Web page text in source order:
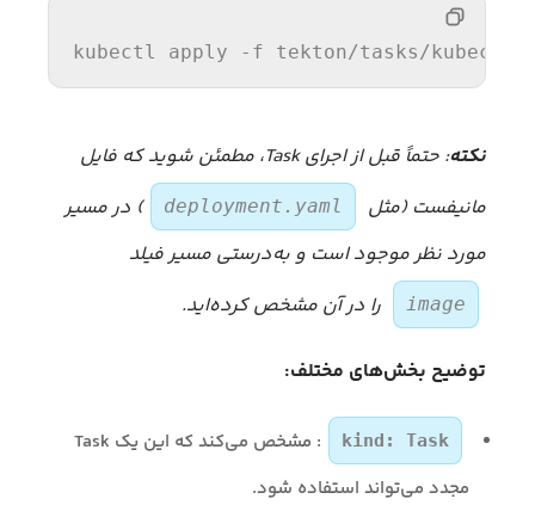
kubectl apply -f tekton/tasks/ kubectl-
نکته
: حتماً قبل از اجرای Task، مطمئن شوید که فایل
مانیفست (مثل
deployment.yaml
) در مسیر
مورد نظر موجود است و به‌درستی مسیر فیلد
image را در آن مشخص کرده‌اید.
توضیح بخش‌های مختلف:
kind: Task
: مشخص می‌کند که این یک Task
مجدد می‌تواند استفاده شود.